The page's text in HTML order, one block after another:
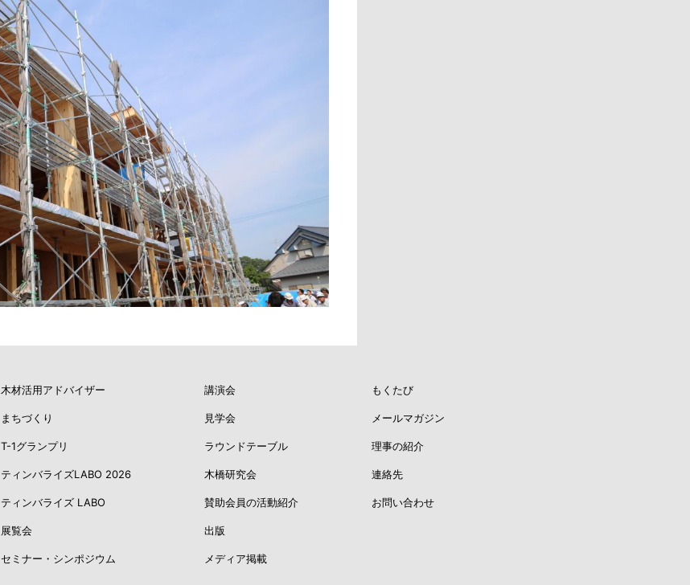
木材活用アドバイザー
まちづくり
T-1グランプリ
ティンバライズLABO 2026
ティンバライズ LABO
展覧会
セミナー・シンポジウム
講演会
見学会
ラウンドテーブル
木橋研究会
賛助会員の活動紹介
出版
メディア掲載
もくたび
メールマガジン
理事の紹介
連絡先
お問い合わせ